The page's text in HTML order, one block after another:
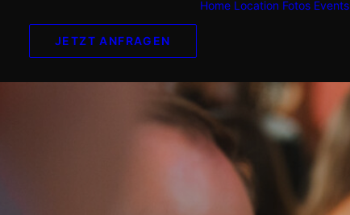
JETZT ANFRAGEN
Home Location Fotos Events